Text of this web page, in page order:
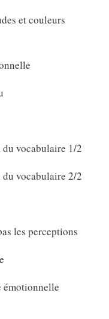
et couleurs
vocabulaire 1/2
vocabulaire 2/2
les perceptions
émotionnelle